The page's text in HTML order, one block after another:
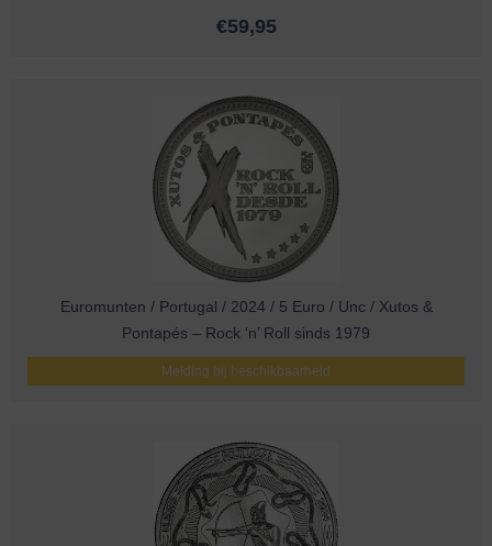
€59,95
Euromunten / Portugal / 2024 / 5 Euro / Unc / Xutos &
Pontapés – Rock ‘n’ Roll sinds 1979
Melding bij beschikbaarheid